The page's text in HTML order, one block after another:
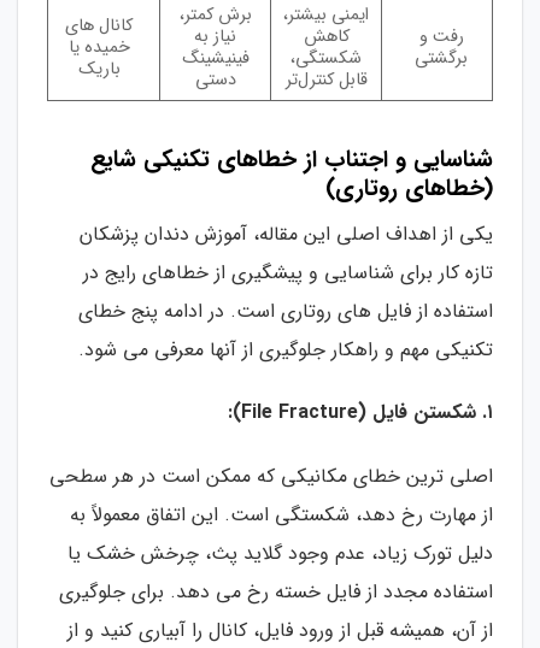
رفت و
برگشتی
ایمنی بیشتر،
کاهش
شکستگی،
قابل کنترل‌تر
برش کمتر،
نیاز به
فینیشینگ
دستی
کانال های
خمیده یا
باریک
شناسایی و اجتناب از خطاهای تکنیکی شایع
(خطاهای روتاری)
یکی از اهداف اصلی این مقاله، آموزش دندان پزشکان
تازه کار برای شناسایی و پیشگیری از خطاهای رایج در
استفاده از فایل های روتاری است. در ادامه پنج خطای
تکنیکی مهم و راهکار جلوگیری از آنها معرفی می شود.
۱. شکستن فایل (File Fracture):
اصلی ترین خطای مکانیکی که ممکن است در هر سطحی
از مهارت رخ دهد، شکستگی است. این اتفاق معمولاً به
دلیل تورک زیاد، عدم وجود گلاید پث، چرخش خشک یا
استفاده مجدد از فایل خسته رخ می دهد. برای جلوگیری
از آن، همیشه قبل از ورود فایل، کانال را آبیاری کنید و از